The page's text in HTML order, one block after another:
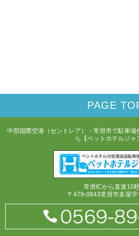
PAGE
中部国際空港（セントレア）・常滑市で駐車
ら【ペットホテルジャ
常滑ICから直進10秒
〒479-0843常滑市多屋字